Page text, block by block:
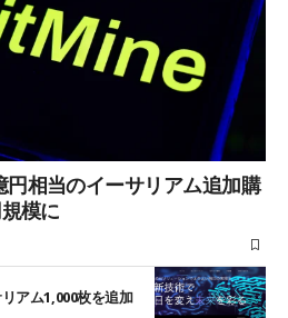
円相当のイーサリアム追加購
模に
アム1,000枚を追加